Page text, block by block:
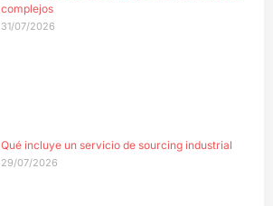
complejos
31/07/2026
Qué incluye un servicio de sourcing industrial
29/07/2026